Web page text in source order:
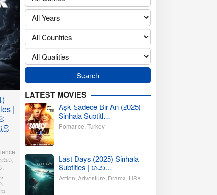
|
,
,
LATEST MOVIES
Aşk Sadece Bir An (2025)
Sinhala Subtitl…
Romance Turkey
Last Days (2025) Sinhala
Subtitles | භයා…
Action Adventure Drama USA